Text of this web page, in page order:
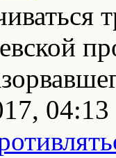
04:13